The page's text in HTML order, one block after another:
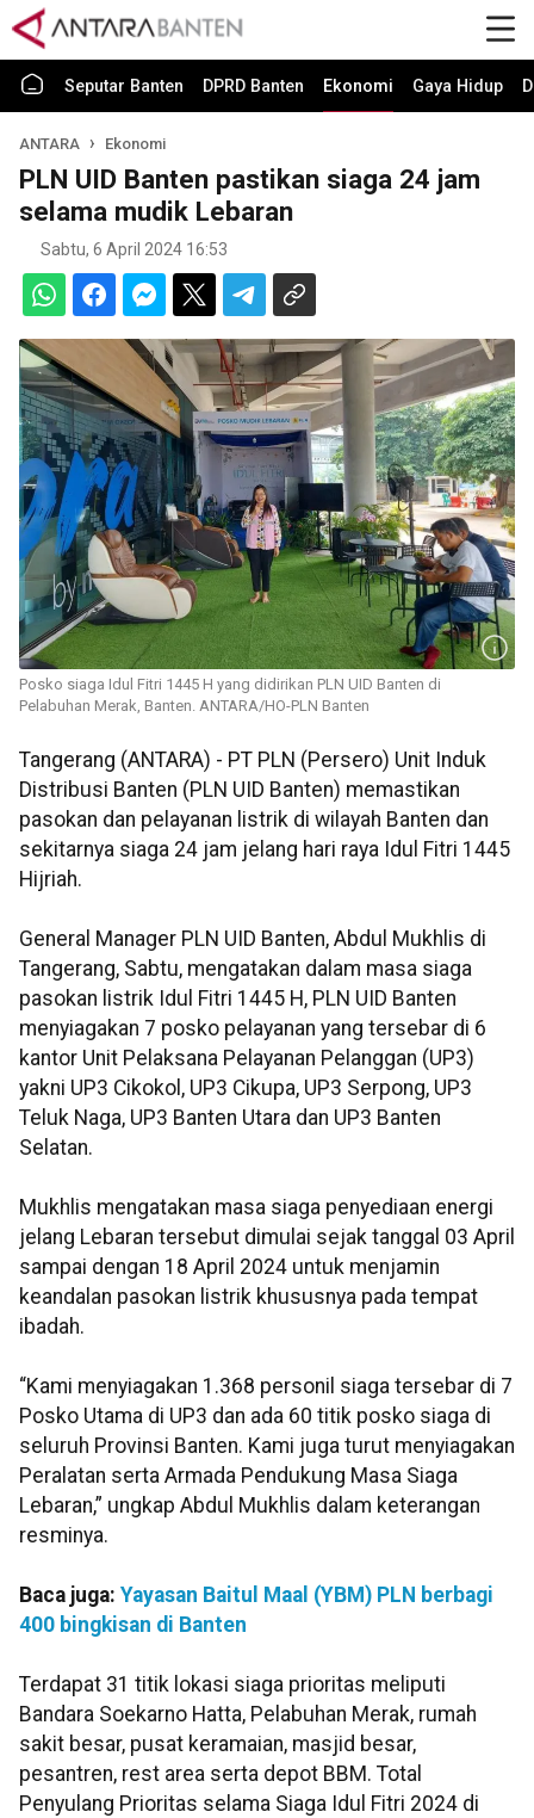
Seputar Banten DPRD Banten Ekonomi Gaya Hidup
ANTARA Ekonomi
PLN UID Banten pastikan siaga 24 jam
selama mudik Lebaran
Sabtu, 6 April 2024 16:53
Posko siaga Idul Fitri 1445 H yang didirikan PLN UID Banten di
Pelabuhan Merak, Banten. ANTARA/HO-PLN Banten
Tangerang (ANTARA) - PT PLN (Persero) Unit Induk
Distribusi Banten (PLN UID Banten) memastikan
pasokan dan pelayanan listrik di wilayah Banten dan
sekitarnya siaga 24 jam jelang hari raya Idul Fitri 1445
Hijriah.
General Manager PLN UID Banten, Abdul Mukhlis di
Tangerang, Sabtu, mengatakan dalam masa siaga
pasokan listrik Idul Fitri 1445 H, PLN UID Banten
menyiagakan 7 posko pelayanan yang tersebar di 6
kantor Unit Pelaksana Pelayanan Pelanggan (UP3)
yakni UP3 Cikokol, UP3 Cikupa, UP3 Serpong, UP3
Teluk Naga, UP3 Banten Utara dan UP3 Banten
Selatan.
Mukhlis mengatakan masa siaga penyediaan energi
jelang Lebaran tersebut dimulai sejak tanggal 03 April
sampai dengan 18 April 2024 untuk menjamin
keandalan pasokan listrik khususnya pada tempat
ibadah.
“Kami menyiagakan 1.368 personil siaga tersebar di 7
Posko Utama di UP3 dan ada 60 titik posko siaga di
seluruh Provinsi Banten. Kami juga turut menyiagakan
Peralatan serta Armada Pendukung Masa Siaga
Lebaran,” ungkap Abdul Mukhlis dalam keterangan
resminya.
Baca juga: Yayasan Baitul Maal (YBM) PLN berbagi
400 bingkisan di Banten
Terdapat 31 titik lokasi siaga prioritas meliputi
Bandara Soekarno Hatta, Pelabuhan Merak, rumah
sakit besar, pusat keramaian, masjid besar,
pesantren, rest area serta depot BBM. Total
Penyulang Prioritas selama Siaga Idul Fitri 2024 di